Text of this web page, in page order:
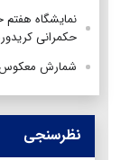
نمایشگاه
حکمرانی
شمارش معکوس
نظرسنجی